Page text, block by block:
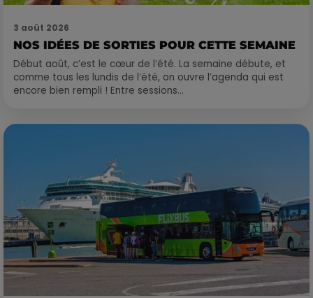
3 août 2026
NOS IDÉES DE SORTIES POUR CETTE SEMAINE
Début août, c’est le cœur de l’été. La semaine débute, et
comme tous les lundis de l’été, on ouvre l’agenda qui est
encore bien rempli ! Entre sessions...